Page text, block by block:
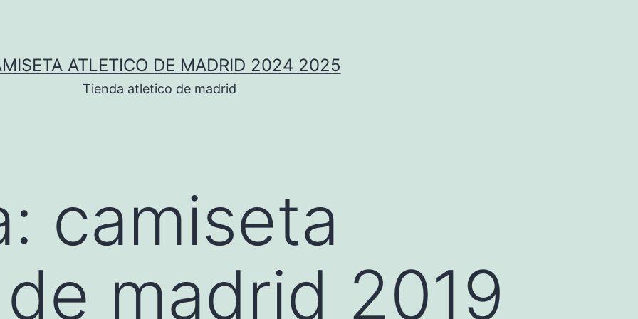
ATLETICO DE MADRID 2024 2025
Tienda atletico de madrid
camiseta
madrid 2019